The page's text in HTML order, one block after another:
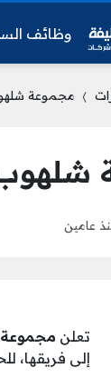
وظائف
مجموعة
عامين
تعلن
إلى فريقها،